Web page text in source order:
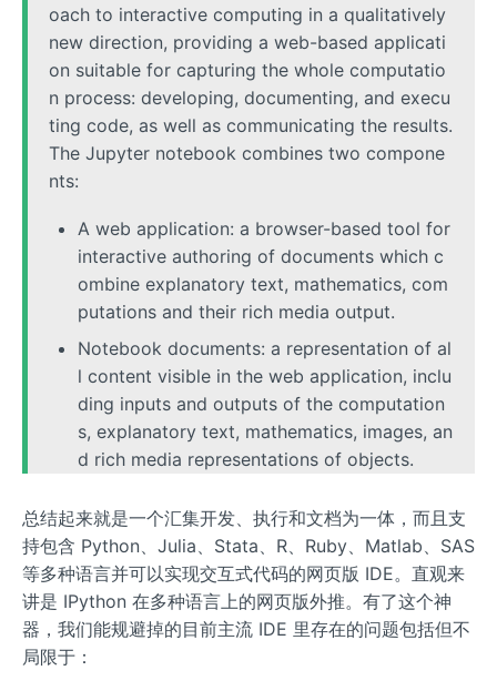
oach to interactive computing in a qualitatively
new direction, providing a web-based applicati
on suitable for capturing the whole computatio
n process: developing, documenting, and execu
ting code, as well as communicating the results.
The Jupyter notebook combines two compone
nts:
A web application: a browser-based tool for
interactive authoring of documents which c
ombine explanatory text, mathematics, com
putations and their rich media output.
Notebook documents: a representation of al
l content visible in the web application, inclu
ding inputs and outputs of the computation
s, explanatory text, mathematics, images, an
d rich media representations of objects.
总结起来就是一个汇集开发、执行和文档为一体，而且支
持包含 Python、Julia、Stata、R、Ruby、Matlab、SAS
等多种语言并可以实现交互式代码的网页版 IDE。直观来
讲是 IPython 在多种语言上的网页版外推。有了这个神
器，我们能规避掉的目前主流 IDE 里存在的问题包括但不
局限于：